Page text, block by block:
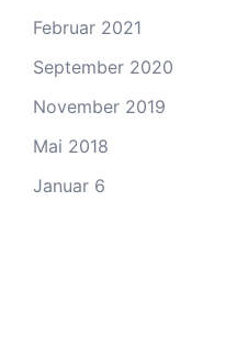
Februar 2021
September 2020
November 2019
Mai 2018
Januar 6